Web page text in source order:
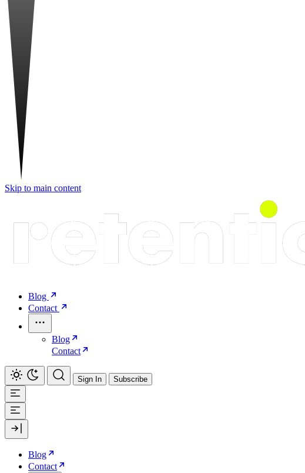
Skip to main content
Blog
Contact
Blog
Contact
Sign In Subscribe
Blog
Contact